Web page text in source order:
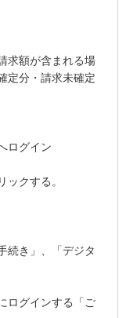
求額が含まれる場
定分・請求未確定
ログイン
クする。
続き」、「デジタ
ログインする「ご